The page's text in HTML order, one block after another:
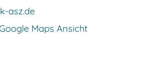
asz.de
Maps Ansicht